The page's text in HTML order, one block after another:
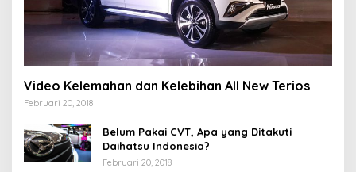
Video Kelemahan dan Kelebihan All New Terios
Februari 20, 2018
Belum Pakai CVT, Apa yang Ditakuti
Daihatsu Indonesia?
Februari 20, 2018